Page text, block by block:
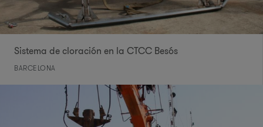
Sistema de cloración en la CTCC Besós
BARCELONA